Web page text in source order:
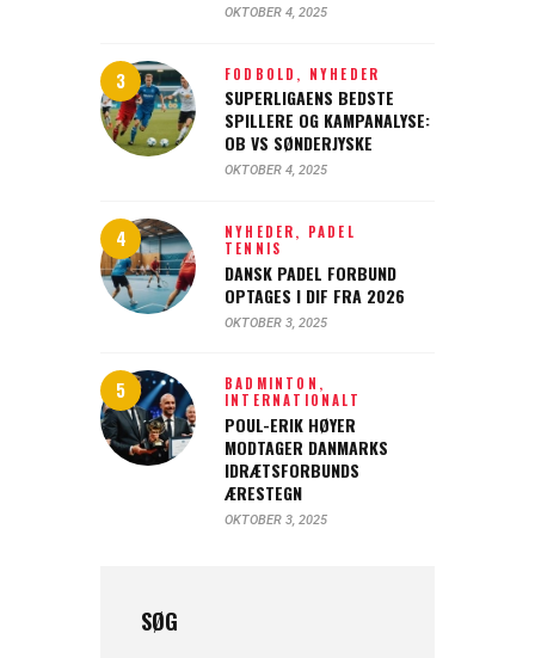
OKTOBER 4, 2025
FODBOLD, NYHEDER
SUPERLIGAENS BEDSTE
SPILLERE OG KAMPANALYSE:
OB VS SØNDERJYSKE
OKTOBER 4, 2025
NYHEDER, PADEL
TENNIS
DANSK PADEL FORBUND
OPTAGES I DIF FRA 2026
OKTOBER 3, 2025
BADMINTON,
INTERNATIONALT
POUL-ERIK HØYER
MODTAGER DANMARKS
IDRÆTSFORBUNDS
ÆRESTEGN
OKTOBER 3, 2025
SØG